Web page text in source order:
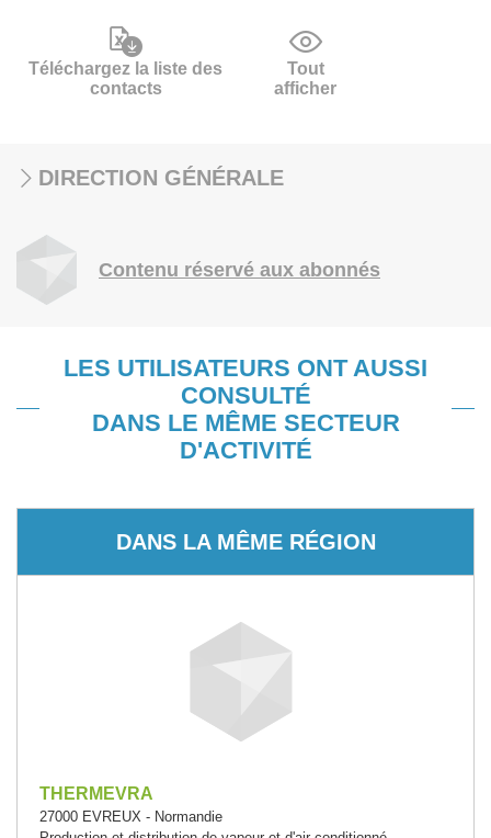
Téléchargez la liste des
contacts
Tout
afficher
DIRECTION GÉNÉRALE
Contenu réservé aux abonnés
LES UTILISATEURS ONT AUSSI
CONSULTÉ
DANS LE MÊME SECTEUR
D'ACTIVITÉ
DANS LA MÊME RÉGION
THERMEVRA
27000 EVREUX - Normandie